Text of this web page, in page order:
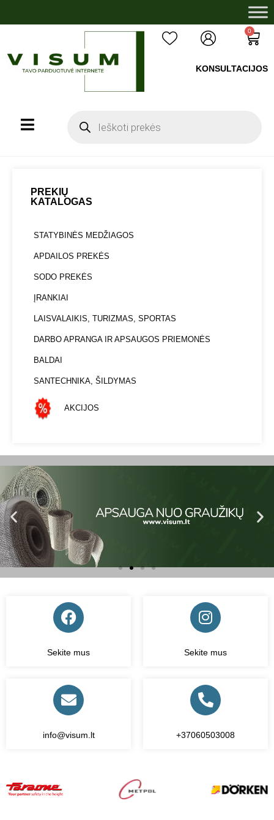
0
KONSULTACIJOS
PREKIŲ
KATALOGAS
STATYBINĖS MEDŽIAGOS
APDAILOS PREKĖS
SODO PREKĖS
ĮRANKIAI
LAISVALAIKIS, TURIZMAS, SPORTAS
DARBO APRANGA IR APSAUGOS PRIEMONĖS
BALDAI
SANTECHNIKA, ŠILDYMAS
AKCIJOS
ŽIŪRĖTI
Sekite mus Sekite mus
info@visum.lt +37060503008